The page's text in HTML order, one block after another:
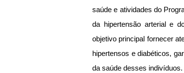
saúde e atividades do
da hipertensão arterial e
objetivo principal fornecer
hipertensos e diabéticos,
da saúde desses indivíduos.